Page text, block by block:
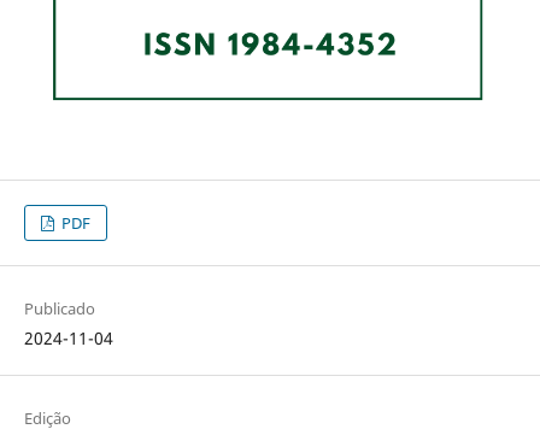
PDF
Publicado
2024-11-04
Edição